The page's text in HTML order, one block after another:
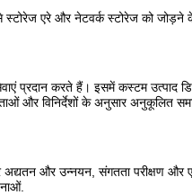
एरे और नेटवर्क स्टोरेज को
प्रदान करते हैं। इसमें कस्टम
और विनिर्देशों के अनुसार अनुकूलित
अद्यतन और उन्नयन, संगतता परीक्षण